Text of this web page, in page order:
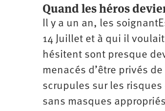
Quand les héros
Il y a un an, les
14 Juillet et à qui il
hésitent sont presque
menacés d’être privés
scrupules sur les
sans masques